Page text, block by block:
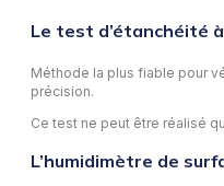
Le test d’étanchéité à
Méthode la plus fiable pour
précision.
Ce test ne peut être réalisé
L’humidimètre de